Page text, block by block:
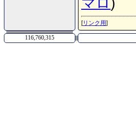
[リンク用]
116,760,315